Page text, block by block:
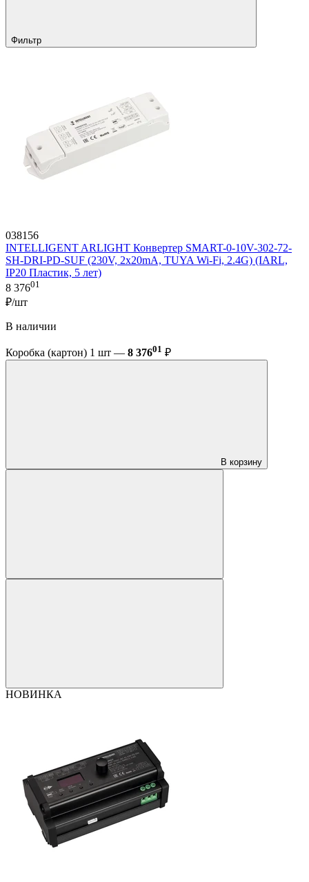
Фильтр
038156
INTELLIGENT ARLIGHT Конвертер SMART-0-10V-302-72-
SH-DRI-PD-SUF (230V, 2x20mA, TUYA Wi-Fi, 2.4G) (IARL,
IP20 Пластик, 5 лет)
8 37601
₽/шт
В наличии
Коробка (картон) 1 шт — 8 37601 ₽
В корзину
НОВИНКА